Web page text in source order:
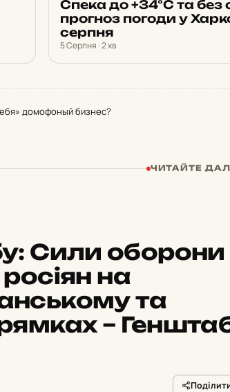
Спека до +34°С та без
прогноз погоди у
серпня
5 Серпня · 2 хв
домофоный бизнес?
ЧИТАЙТЕ
Сили оборони
на
та
–